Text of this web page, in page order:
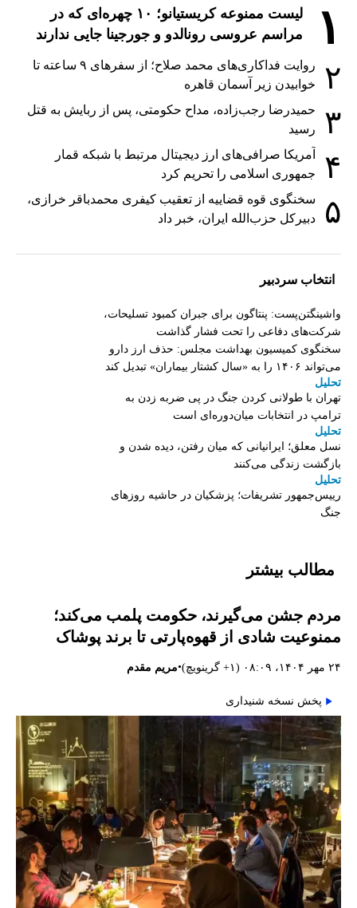
۱
لیست ممنوعه کریستیانو؛ ۱۰ چهره‌ای که در
مراسم عروسی رونالدو و جورجینا جایی ندارند
۲
روایت فداکاری‌های محمد صلاح؛ از سفرهای ۹ ساعته تا
خوابیدن زیر آسمان قاهره
۳
حمیدرضا رجب‌زاده، مداح حکومتی، پس از ربایش به قتل
رسید
۴
آمریکا صرافی‌های ارز دیجیتال مرتبط با شبکه قمار
جمهوری اسلامی را تحریم کرد
۵
سخنگوی قوه قضاییه از تعقیب کیفری محمدباقر خرازی،
دبیر‌کل حزب‌الله ایران، خبر داد
انتخاب سردبیر
واشینگتن‌پست: پنتاگون برای جبران کمبود تسلیحات،
شرکت‌های دفاعی را تحت فشار گذاشت
سخنگوی کمیسیون بهداشت مجلس: حذف ارز دارو
می‌تواند ۱۴۰۶ را به «سال کشتار بیماران» تبدیل کند
تحلیل
تهران با طولانی کردن جنگ در پی ضربه زدن به
ترامپ در انتخابات میان‌دوره‌ای است
تحلیل
نسل معلق؛ ایرانیانی که میان رفتن، دیده شدن و
بازگشت زندگی می‌کنند
تحلیل
رییس‌جمهور تشریفات؛ پزشکیان در حاشیه روزهای
جنگ
مطالب بیشتر
مردم جشن می‌گیرند، حکومت پلمب می‌کند؛
ممنوعیت شادی از قهوه‌پارتی تا برند پوشاک
۲۴ مهر ۱۴۰۴، ۰۸:۰۹ (‎+۱ گرینویچ) •مریم مقدم
پخش نسخه شنیداری